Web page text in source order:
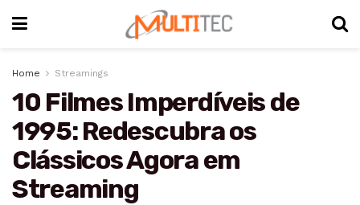
Home Streamings
10 Filmes Imperdíveis de
1995: Redescubra os
Clássicos Agora em
Streaming